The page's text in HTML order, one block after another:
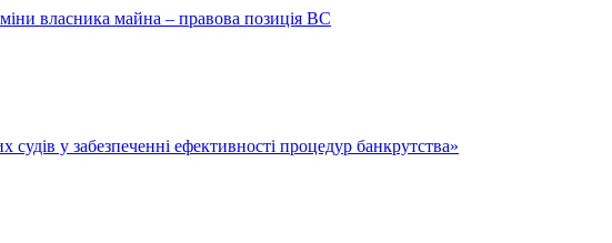
власника майна – правова позиція ВС
у забезпеченні ефективності процедур банкрутства»